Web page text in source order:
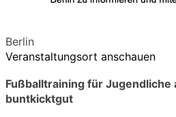
Berlin
Veranstaltungsort anschauen
Fußballtraining für Jugendliche
buntkicktgut